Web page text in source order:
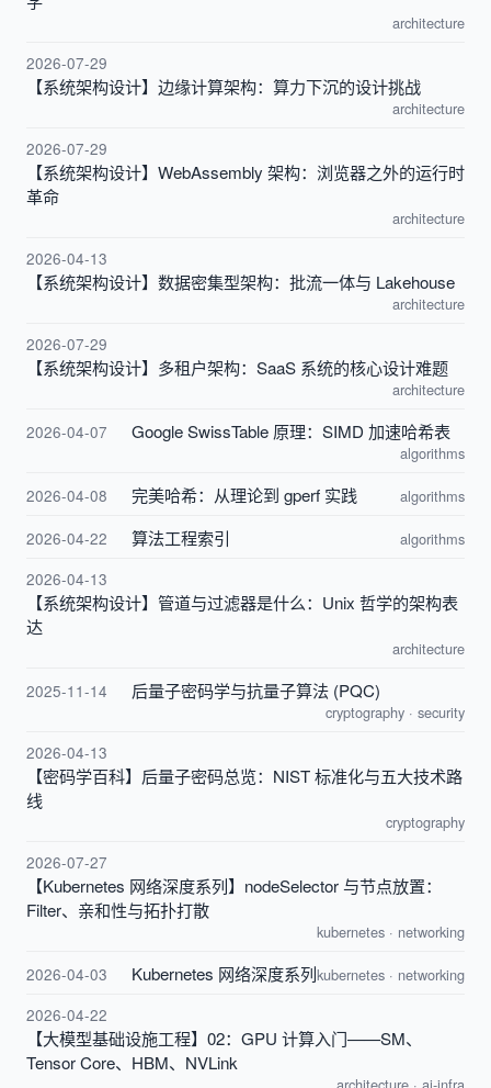
architecture
2026-07-29
【系统架构设计】边缘计算架构：算力下沉的设计挑战
architecture
2026-07-29
【系统架构设计】WebAssembly 架构：浏览器之外的运行时
革命
architecture
2026-04-13
【系统架构设计】数据密集型架构：批流一体与 Lakehouse
architecture
2026-07-29
【系统架构设计】多租户架构：SaaS 系统的核心设计难题
architecture
2026-04-07 Google SwissTable 原理：SIMD 加速哈希表
algorithms
2026-04-08 完美哈希：从理论到 gperf 实践 algorithms
2026-04-22 算法工程索引 algorithms
2026-04-13
【系统架构设计】管道与过滤器是什么：Unix 哲学的架构表
达
architecture
2025-11-14 后量子密码学与抗量子算法 (PQC)
cryptography · security
2026-04-13
【密码学百科】后量子密码总览：NIST 标准化与五大技术路
线
cryptography
2026-07-27
【Kubernetes 网络深度系列】nodeSelector 与节点放置：
Filter、亲和性与拓扑打散
kubernetes · networking
2026-04-03 Kubernetes 网络深度系列kubernetes · networking
2026-04-22
【大模型基础设施工程】02：GPU 计算入门——SM、
Tensor Core、HBM、NVLink
architecture · ai-infra